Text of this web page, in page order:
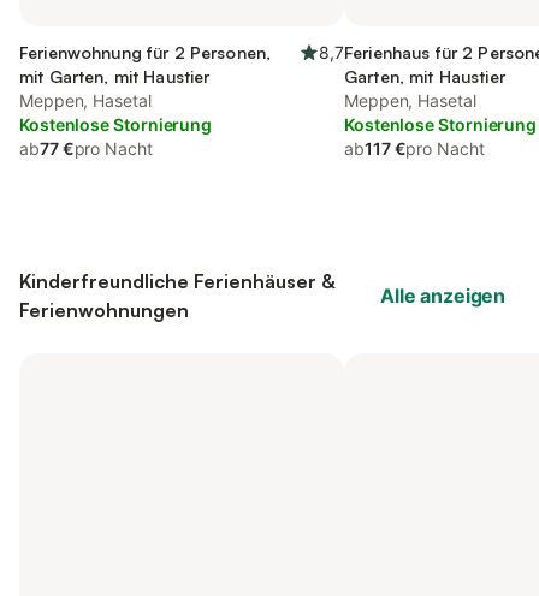
Ferienwohnung für 2 Personen,
mit Garten, mit Haustier
8,7
Meppen, Hasetal
Kostenlose Stornierung
ab77 €pro Nacht
Ferienhaus für 2
Garten, mit Haustier
Meppen, Hasetal
Kostenlose Stornierung
ab117 €pro Nacht
Kinderfreundliche Ferienhäuser &
Ferienwohnungen
Alle anzeigen